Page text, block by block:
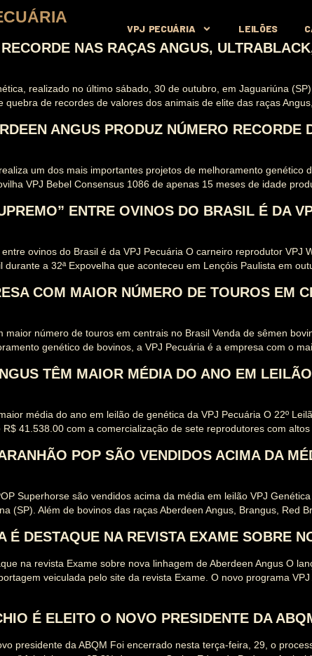
VPJ PECUÁRIA LEILÕES
NAS RAÇAS ANGUS,
realizado no último sábado, 30 de outubro, em Jaguariúna
quebra de recordes de valores dos animais de elite das raças
ANGUS PRODUZ NÚMERO RECORDE
um dos mais importantes projetos de melhoramento
VPJ Bebel Consensus 1086 de apenas 15 meses de idade
ENTRE OVINOS DO BRASIL É DA
entre ovinos do Brasil é da VPJ Pecuária O carneiro reprodutor
durante a 32ª Expovelha que aconteceu em Lençóis Paulista em
COM MAIOR NÚMERO DE TOUROS EM
maior número de touros em centrais no Brasil Venda de sêmen
genético de bovinos, a VPJ Pecuária é a empresa com o
TÊM MAIOR MÉDIA DO ANO EM
média do ano em leilão de genética da VPJ Pecuária O 22º
R$ 41.538.00 com a comercialização de sete reprodutores com
POP SÃO VENDIDOS ACIMA DA
Superhorse são vendidos acima da média em leilão VPJ
(SP). Além de bovinos das raças Aberdeen Angus, Brangus,
É DESTAQUE NA REVISTA EXAME SOBRE
na revista Exame sobre nova linhagem de Aberdeen Angus O
veiculada pelo site da revista Exame. O novo programa
É ELEITO O NOVO PRESIDENTE DA
presidente da ABQM Foi encerrado nesta terça-feira, 29, o